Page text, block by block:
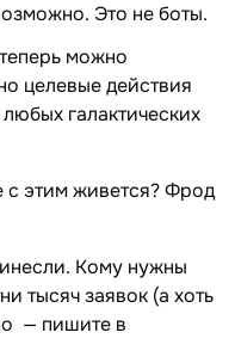
Это не боты.
можно
целевые действия
галактических
с этим живется? Фрод
Кому нужны
тысяч заявок (а хоть
— пишите в